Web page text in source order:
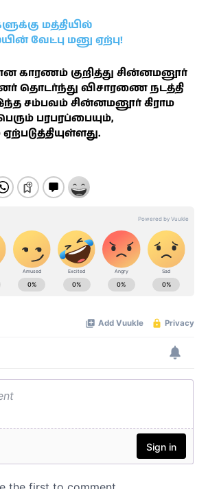
மத்தியில்
வேட்பு மனு ஏற்பு!
காரணம் குறித்து சின்னமனூர்
தொடர்ந்து விசாரணை நடத்தி
சம்பவம் சின்னமனூர் கிராம
பரபரப்பையும்,